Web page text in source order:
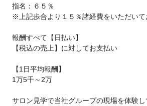
指名：６５％
※上記歩合より１５％諸経費をいただいて
報酬すべて【日払い】
【税込の売上】に対してお支払い
【1日平均報酬】
1万5千～2万
サロン見学で当社グループの現場を体験し